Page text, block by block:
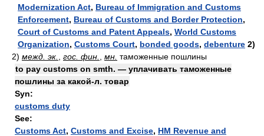
Modernization Act, Bureau of Immigration and Customs
Enforcement, Bureau of Customs and Border Protection,
Court of Customs and Patent Appeals, World Customs
Organization, Customs Court, bonded goods, debenture 2)
2) межд. эк. гос. фин. мн. таможенные пошлины
to pay customs on smth. — уплачивать таможенные
пошлины за какой-л. товар
Syn:
customs duty
See:
Customs Act, Customs and Excise, HM Revenue and